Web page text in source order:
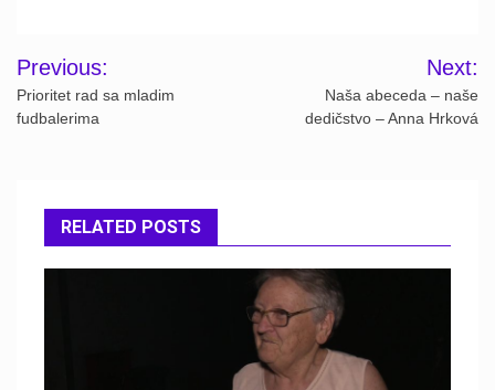
Post
navigation
Previous:
Prioritet rad sa mladim
fudbalerima
Next:
Naša abeceda – naše
dedičstvo – Anna Hrková
RELATED POSTS